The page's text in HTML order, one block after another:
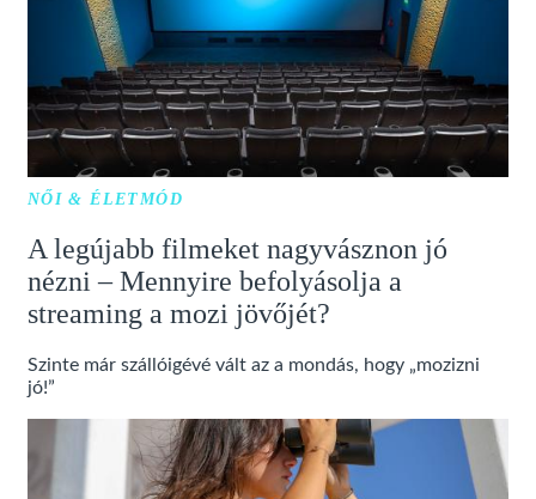
NŐI & ÉLETMÓD
A legújabb filmeket nagyvásznon jó
nézni – Mennyire befolyásolja a
streaming a mozi jövőjét?
Szinte már szállóigévé vált az a mondás, hogy „mozizni
jó!”